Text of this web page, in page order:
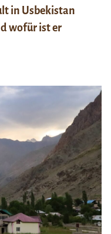
in Usbekistan
wofür ist er